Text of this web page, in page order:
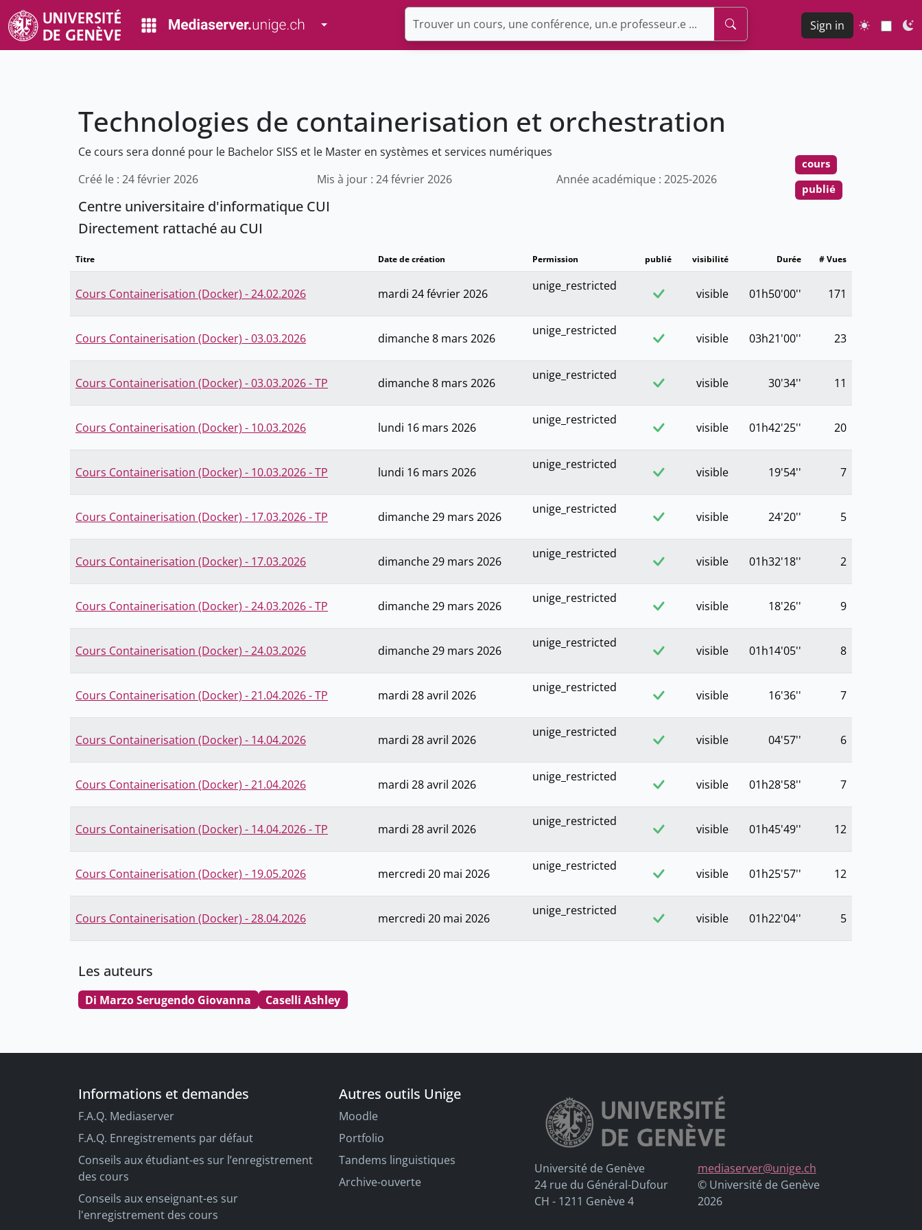
Toggle Dropdown Sign in
Technologies de containerisation et orchestration
Ce cours sera donné pour le Bachelor SISS et le Master en systèmes et services numériques
Créé le : 24 février 2026
Mis à jour : 24 février 2026 Année académique : 2025-2026
Centre universitaire d'informatique CUI
Directement rattaché au CUI
cours
publié
Titre Date de création Permission publié visibilité Durée # Vues
Cours Containerisation (Docker) - 24.02.2026 mardi 24 février 2026
unige_restricted
visible 01h50'00'' 171
Cours Containerisation (Docker) - 03.03.2026 dimanche 8 mars 2026
unige_restricted
visible 03h21'00'' 23
Cours Containerisation (Docker) - 03.03.2026 - TP dimanche 8 mars 2026
unige_restricted
visible 30'34'' 11
Cours Containerisation (Docker) - 10.03.2026 lundi 16 mars 2026
unige_restricted
visible 01h42'25'' 20
Cours Containerisation (Docker) - 10.03.2026 - TP lundi 16 mars 2026
unige_restricted
visible 19'54'' 7
Cours Containerisation (Docker) - 17.03.2026 - TP dimanche 29 mars 2026
unige_restricted
visible 24'20'' 5
Cours Containerisation (Docker) - 17.03.2026 dimanche 29 mars 2026
unige_restricted
visible 01h32'18'' 2
Cours Containerisation (Docker) - 24.03.2026 - TP dimanche 29 mars 2026
unige_restricted
visible 18'26'' 9
Cours Containerisation (Docker) - 24.03.2026 dimanche 29 mars 2026
unige_restricted
visible 01h14'05'' 8
Cours Containerisation (Docker) - 21.04.2026 - TP mardi 28 avril 2026
unige_restricted
visible 16'36'' 7
Cours Containerisation (Docker) - 14.04.2026 mardi 28 avril 2026
unige_restricted
visible 04'57'' 6
Cours Containerisation (Docker) - 21.04.2026 mardi 28 avril 2026
unige_restricted
visible 01h28'58'' 7
Cours Containerisation (Docker) - 14.04.2026 - TP mardi 28 avril 2026
unige_restricted
visible 01h45'49'' 12
Cours Containerisation (Docker) - 19.05.2026 mercredi 20 mai 2026
unige_restricted
visible 01h25'57'' 12
Cours Containerisation (Docker) - 28.04.2026 mercredi 20 mai 2026
unige_restricted
visible 01h22'04'' 5
Les auteurs
Di Marzo Serugendo Giovanna Caselli Ashley
Informations et demandes
F.A.Q. Mediaserver
F.A.Q. Enregistrements par défaut
Conseils aux étudiant-es sur l’enregistrement
des cours
Conseils aux enseignant-es sur
l'enregistrement des cours
Autres outils Unige
Moodle
Portfolio
Tandems linguistiques
Archive-ouverte
Université de Genève
24 rue du Général-Dufour
CH - 1211 Genève 4
mediaserver@unige.ch
© Université de Genève
2026